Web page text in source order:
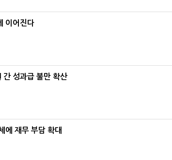
이어진다
간 성과급 불만 확산
에 재무 부담 확대